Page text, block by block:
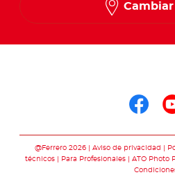
@Ferrero 2026 Aviso de privacidad
técnicos
Para Profesionales ATO Photo